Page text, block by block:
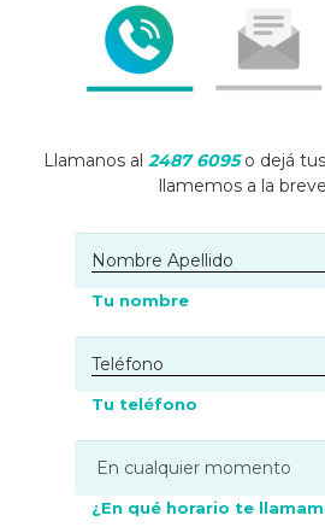
Llamanos al 2487 6095o dejá
llamemos a la
Tu nombre
Tu teléfono
¿En qué horario te